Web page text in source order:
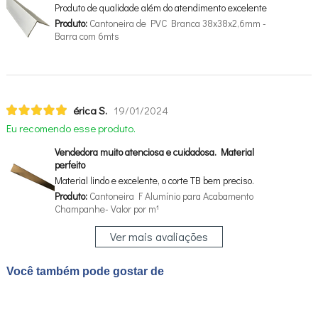
Produto de qualidade além do atendimento excelente
Produto:Cantoneira de PVC Branca 38x38x2,6mm -
Barra com 6mts
érica S. 19/01/2024
Eu recomendo esse produto.
Vendedora muito atenciosa e cuidadosa. Material
perfeito
Material lindo e excelente, o corte TB bem preciso.
Produto:Cantoneira F Alumínio para Acabamento
Champanhe- Valor por m¹
Ver mais avaliações
Você também pode gostar de